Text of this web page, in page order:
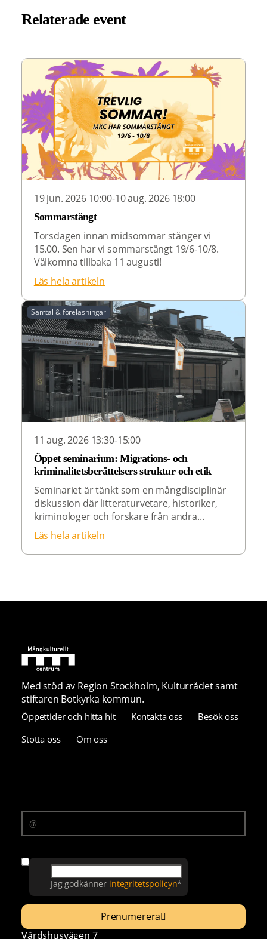
Relaterade event
19 jun. 2026 10:00-10 aug. 2026 18:00
Sommarstängt
Torsdagen innan midsommar stänger vi
15.00. Sen har vi sommarstängt 19/6-10/8.
Välkomna tillbaka 11 augusti!
Läs hela artikeln
Samtal & föreläsningar
11 aug. 2026 13:30-15:00
Öppet seminarium: Migrations- och
kriminalitetsberättelsers struktur och etik
Seminariet är tänkt som en mångdisciplinär
diskussion där litteraturvetare, historiker,
kriminologer och forskare från andra...
Läs hela artikeln
Med stöd av Region Stockholm, Kulturrådet samt
stiftaren Botkyrka kommun.
Öppettider och hitta hit Kontakta oss
Besök oss
Stötta oss
Om oss
Jag godkänner integritetspolicyn*
Prenumerera
Värdshusvägen 7